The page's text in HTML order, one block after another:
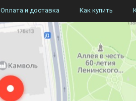
Оплата и доставка Как купить